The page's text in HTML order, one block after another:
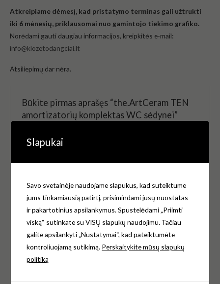
Atkreipiame dėmesį, kad pristatymo terminas gali užtrukti
iki 6 mėnesių, priklausomai nuo gamintojo tiekimo grafiko.
Norėdami gauti daugiau informacijos, kreipkitės e-mail:
info@klozetodangciai.lt
Atsiliepimų dar nėra.
Būkite pirmas aprašęs “the.ArtCeram TEN
amortizatorių komplektas WC sėdynei”
pažymėti *
Jūsų įvertinimas*
Jūsų atsiliepimas*
Slapukai
Savo svetainėje naudojame slapukus, kad suteiktume
jums tinkamiausią patirtį, prisimindami jūsų nuostatas
ir pakartotinius apsilankymus. Spustelėdami „Priimti
viską“ sutinkate su VISŲ slapukų naudojimu. Tačiau
galite apsilankyti „Nustatymai“, kad pateiktumėte
kontroliuojamą sutikimą. Perskaitykite mūsų slapukų
politiką